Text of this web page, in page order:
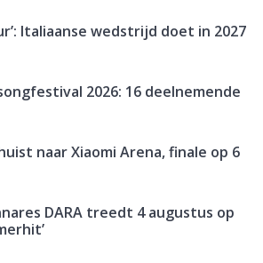
Italiaanse wedstrijd doet in 2027
2026: 16 deelnemende
naar Xiaomi Arena, finale op 6
DARA treedt 4 augustus op